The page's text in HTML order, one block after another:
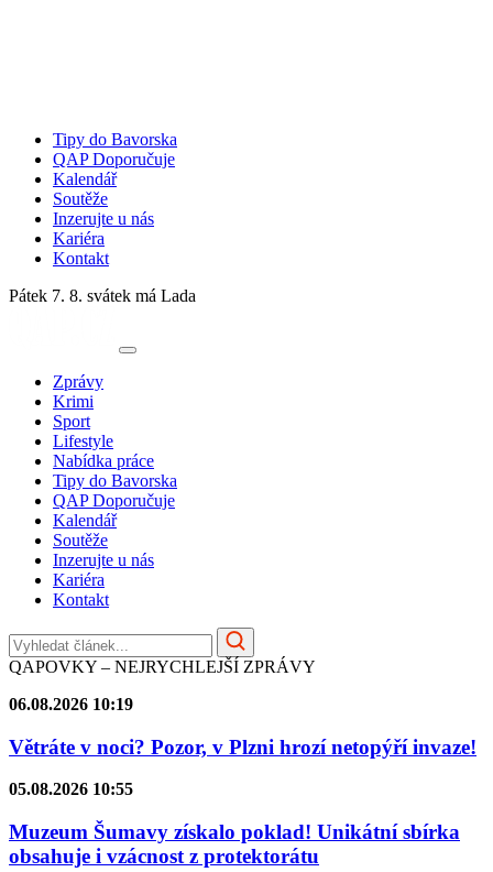
Tipy do Bavorska
QAP Doporučuje
Kalendář
Soutěže
Inzerujte u nás
Kariéra
Kontakt
Pátek 7. 8. svátek má Lada
Zprávy
Krimi
Sport
Lifestyle
Nabídka práce
Tipy do Bavorska
QAP Doporučuje
Kalendář
Soutěže
Inzerujte u nás
Kariéra
Kontakt
QAPOVKY – NEJRYCHLEJŠÍ ZPRÁVY
06.08.2026 10:19
Větráte v noci? Pozor, v Plzni hrozí netopýří invaze!
05.08.2026 10:55
Muzeum Šumavy získalo poklad! Unikátní sbírka
obsahuje i vzácnost z protektorátu